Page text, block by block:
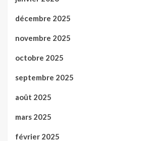
décembre 2025
novembre 2025
octobre 2025
septembre 2025
août 2025
mars 2025
février 2025